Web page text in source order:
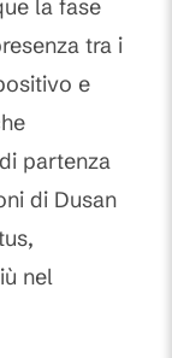
la fase
tra i
e
partenza
di Dusan
nel